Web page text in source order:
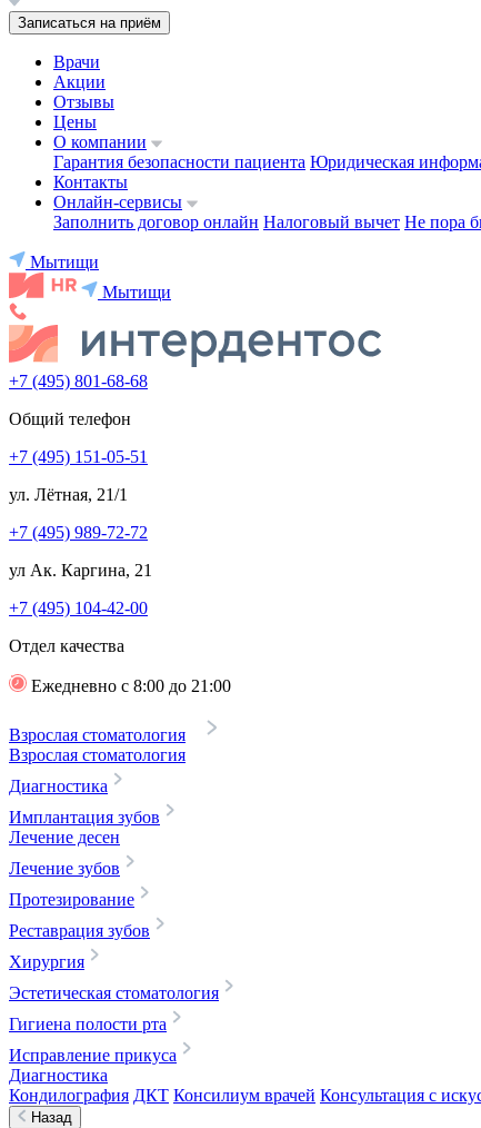
Записаться на приём
Врачи
Акции
Отзывы
Цены
О компании
Гарантия безопасности пациента Юридическая
Контакты
Онлайн-сервисы
Заполнить договор онлайн Налоговый вычет Не пора
Мытищи
Мытищи
+7 (495) 801-68-68
Общий телефон
+7 (495) 151-05-51
ул. Лётная, 21/1
+7 (495) 989-72-72
ул Ак. Каргина, 21
+7 (495) 104-42-00
Отдел качества
Ежедневно с 8:00 до 21:00
Взрослая стоматология
Взрослая стоматология
Диагностика
Имплантация зубов
Лечение десен
Лечение зубов
Протезирование
Реставрация зубов
Хирургия
Эстетическая стоматология
Гигиена полости рта
Исправление прикуса
Диагностика
Кондилография ДКТ Консилиум врачей Консультация с
Назад